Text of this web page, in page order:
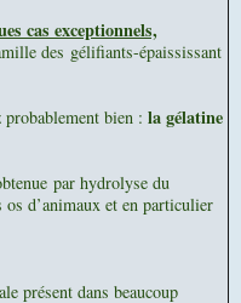
cas exceptionnels,
des gélifiants-épaississant
bien : la gélatine
par hydrolyse du
os d’animaux et en particulier
présent dans beaucoup